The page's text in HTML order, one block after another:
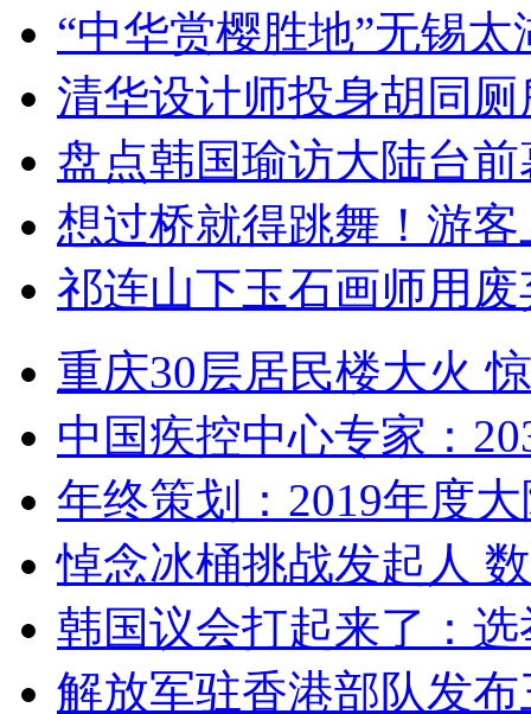
“中华赏樱胜地”无锡
清华设计师投身胡同
盘点韩国瑜访大陆台
想过桥就得跳舞！游客
祁连山下玉石画师用
重庆30层居民楼大火
中国疾控中心专家：
年终策划：2019年度
悼念冰桶挑战发起人
韩国议会打起来了：
解放军驻香港部队发